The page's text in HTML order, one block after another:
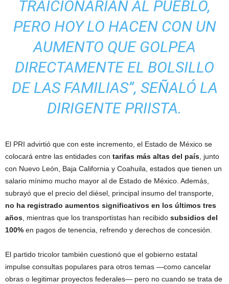
TRAICIONARÍAN AL PUEBLO,
PERO HOY LO HACEN CON UN
AUMENTO QUE GOLPEA
DIRECTAMENTE EL BOLSILLO
DE LAS FAMILIAS”, SEÑALÓ LA
DIRIGENTE PRIISTA.
El PRI advirtió que con este incremento, el Estado de México se
colocará entre las entidades con tarifas más altas del país , junto
con Nuevo León, Baja California y Coahuila, estados que tienen un
salario mínimo mucho mayor al de Estado de México. Además,
subrayó que el precio del diésel, principal insumo del transporte,
no ha registrado aumentos significativos en los últimos tres
años , mientras que los transportistas han recibido subsidios del
100% en pagos de tenencia, refrendo y derechos de concesión.
El partido tricolor también cuestionó que el gobierno estatal
impulse consultas populares para otros temas —como cancelar
obras o legitimar proyectos federales— pero no cuando se trata de